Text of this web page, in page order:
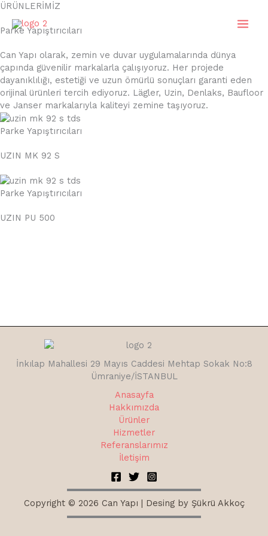
İçeriğe
atla
ÜRÜNLERİMİZ
Parke Yapıştırıcıları
Can Yapı olarak, zemin ve duvar uygulamalarında dünya
çapında güvenilir markalarla çalışıyoruz. Her projede
dayanıklılığı, estetiği ve uzun ömürlü sonuçları garanti eden
orijinal ürünleri tercih ediyoruz. Lägler, Uzin, Denlaks, Baufloor
ve Janser markalarıyla kaliteyi zemine taşıyoruz.
Parke Yapıştırıcıları
UZIN MK 92 S
Parke Yapıştırıcıları
UZIN PU 500
İnkılap Mahallesi 29 Mayıs Caddesi Mehtap Sokak No:8
Ümraniye/İSTANBUL
Anasayfa
Hakkımızda
Ürünler
Hizmetler
Referanslarımız
İletişim
Copyright © 2026 Can Yapı | Desing by Şükrü Akkoç